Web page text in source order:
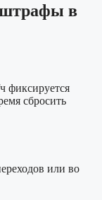
штрафы в
фиксируется
сбросить
или во